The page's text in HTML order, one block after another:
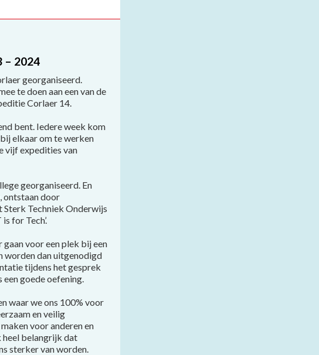
– 2024
georganiseerd.
te doen aan een van de
Corlaer 14.
bent. Iedere week kom
elkaar om te werken
vijf expedities van
georganiseerd. En
door
Techniek Onderwijs
for Tech’.
voor een plek bij een
worden dan uitgenodigd
tijdens het gesprek
goede oefening.
waar we ons 100% voor
en veilig
voor anderen en
heel belangrijk dat
sterker van worden.